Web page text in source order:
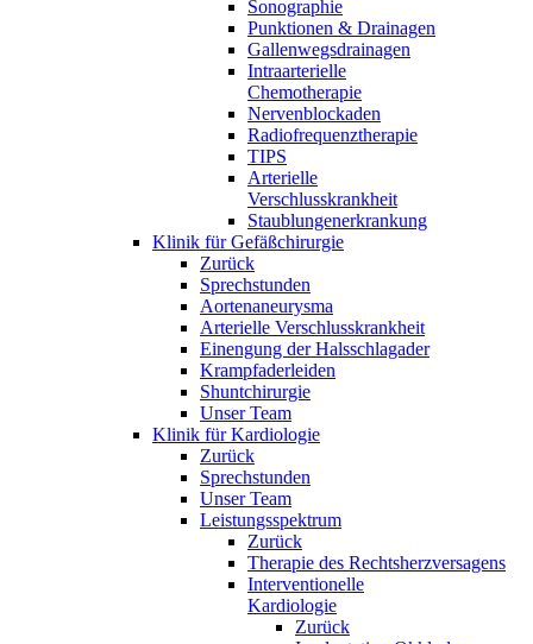
Sonographie
Punktionen & Drainagen
Gallenwegsdrainagen
Intraarterielle
Chemotherapie
Nervenblockaden
Radiofrequenztherapie
TIPS
Arterielle
Verschlusskrankheit
Staublungenerkrankung
Klinik für Gefäßchirurgie
Zurück
Sprechstunden
Aortenaneurysma
Arterielle Verschlusskrankheit
Einengung der Halsschlagader
Krampfaderleiden
Shuntchirurgie
Unser Team
Klinik für Kardiologie
Zurück
Sprechstunden
Unser Team
Leistungsspektrum
Zurück
Therapie des Rechtsherzversagens
Interventionelle
Kardiologie
Zurück